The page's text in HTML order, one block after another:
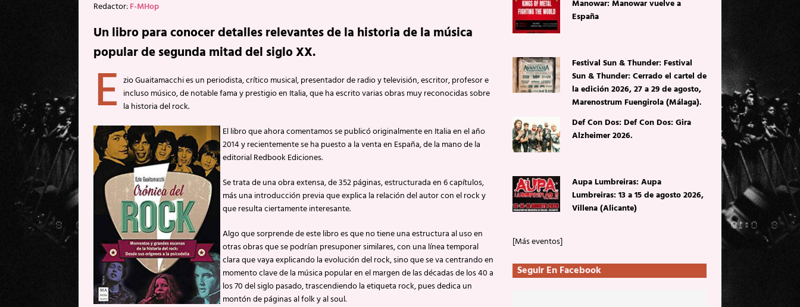
Redactor:F-MHop
Un libro para conocer detalles relevantes de la historia de la música
popular de segunda mitad del siglo XX.
E zio Guaitamacchi es un periodista, crítico musical, presentador de radio y televisión, escritor, profesor e
incluso músico, de notable fama y prestigio en Italia, que ha escrito varias obras muy reconocidas sobre
la historia del rock.
El libro que ahora comentamos se publicó originalmente en Italia en el año
2014 y recientemente se ha puesto a la venta en España, de la mano de la
editorial Redbook Ediciones.
Se trata de una obra extensa, de 352 páginas, estructurada en 6 capítulos,
más una introducción previa que explica la relación del autor con el rock y
que resulta ciertamente interesante.
Algo que sorprende de este libro es que no tiene una estructura al uso en
otras obras que se podrían presuponer similares, con una línea temporal
clara que vaya explicando la evolución del rock, sino que se va centrando en
momento clave de la música popular en el margen de las décadas de los 40 a
los 70 del siglo pasado, trascendiendo la etiqueta rock, pues dedica un
montón de páginas al folk y al soul.
Manowar: Manowar vuelve a
España
Festival Sun & Thunder: Festival
Sun & Thunder: Cerrado el cartel de
la edición 2026, 27 a 29 de agosto,
Marenostrum Fuengirola (Málaga).
Def Con Dos: Def Con Dos: Gira
Alzheimer 2026.
Aupa Lumbreiras: Aupa
Lumbreiras: 13 a 15 de agosto 2026,
Villena (Alicante)
[Más eventos]
Seguir En Facebook